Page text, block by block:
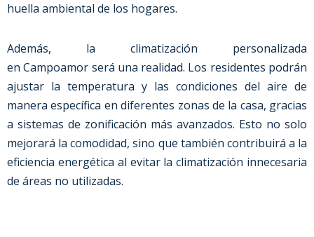
huella ambiental de los hogares.
Además, la climatización personalizada
enCampoamor será una realidad. Los residentes podrán
ajustar la temperatura y las condiciones del aire de
manera específica en diferentes zonas de la casa, gracias
a sistemas de zonificación más avanzados. Esto no solo
mejorará la comodidad, sino que también contribuirá a la
eficiencia energética al evitar la climatización innecesaria
de áreas no utilizadas.